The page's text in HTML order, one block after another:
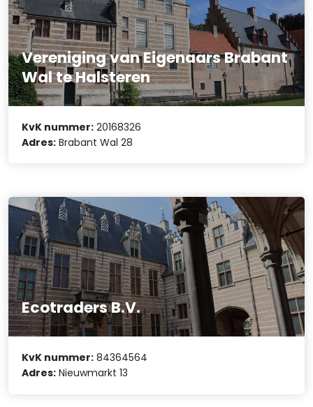
Vereniging van Eigenaars Brabant
Wal te Halsteren
KvK nummer: 20168326
Adres: Brabant Wal 28
Ecotraders B.V.
KvK nummer: 84364564
Adres: Nieuwmarkt 13